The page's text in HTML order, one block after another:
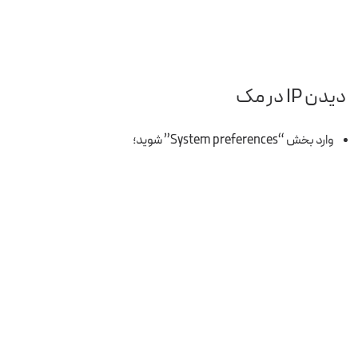
دیدن IP در مک
وارد بخش “System preferences” شوید؛